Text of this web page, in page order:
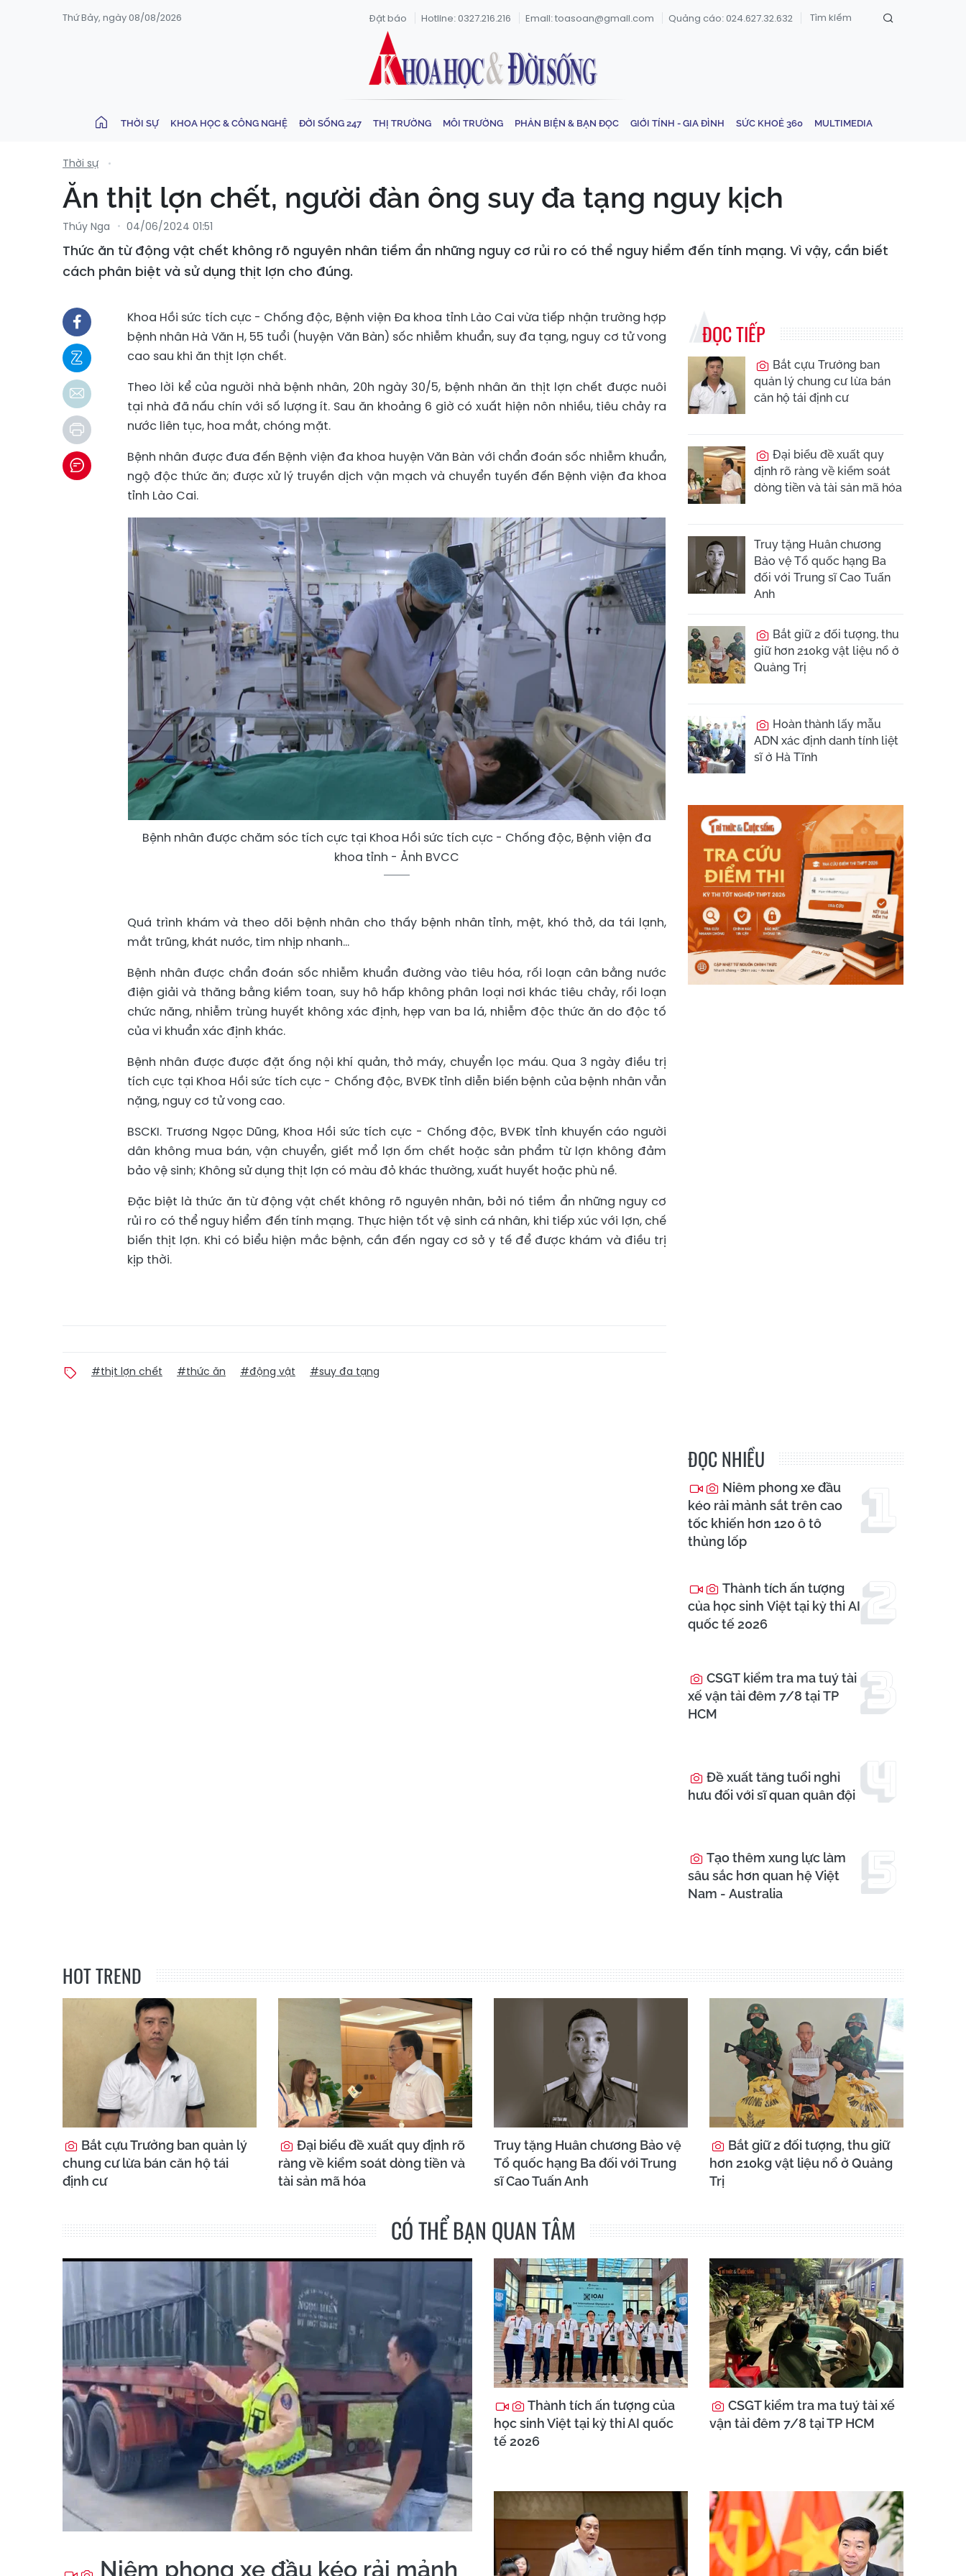
Thứ Bảy, ngày 08/08/2026 Đặt báo Hotline: 0327.216.216 Email: toasoan@gmail.com Quảng cáo: 024.627.32.632
THỜI SỰ KHOA HỌC & CÔNG NGHỆ ĐỜI SỐNG 247 THỊ TRƯỜNG MÔI TRƯỜNG PHẢN BIỆN & BẠN ĐỌC GIỚI TÍNH - GIA ĐÌNH SỨC KHOẺ 360 MULTIMEDIA
Thời sự
Ăn thịt lợn chết, người đàn ông suy đa tạng nguy kịch
Thúy Nga 04/06/2024 01:51
Thức ăn từ động vật chết không rõ nguyên nhân tiềm ẩn những nguy cơ rủi ro có thể nguy hiểm đến tính mạng. Vì vậy, cần biết
cách phân biệt và sử dụng thịt lợn cho đúng.
Khoa Hồi sức tích cực - Chống độc, Bệnh viện Đa khoa tỉnh Lào Cai vừa tiếp nhận trường hợp
bệnh nhân Hà Văn H, 55 tuổi (huyện Văn Bàn) sốc nhiễm khuẩn, suy đa tạng, nguy cơ tử vong
cao sau khi ăn thịt lợn chết.
Theo lời kể của người nhà bệnh nhân, 20h ngày 30/5, bệnh nhân ăn thịt lợn chết được nuôi
tại nhà đã nấu chín với số lượng ít. Sau ăn khoảng 6 giờ có xuất hiện nôn nhiều, tiêu chảy ra
nước liên tục, hoa mắt, chóng mặt.
Bệnh nhân được đưa đến Bệnh viện đa khoa huyện Văn Bàn với chẩn đoán sốc nhiễm khuẩn,
ngộ độc thức ăn; được xử lý truyền dịch vận mạch và chuyển tuyến đến Bệnh viện đa khoa
tỉnh Lào Cai.
Bệnh nhân được chăm sóc tích cực tại Khoa Hồi sức tích cực - Chống độc, Bệnh viện đa
khoa tỉnh - Ảnh BVCC
Quá trình khám và theo dõi bệnh nhân cho thấy bệnh nhân tỉnh, mệt, khó thở, da tái lạnh,
mắt trũng, khát nước, tim nhịp nhanh…
Bệnh nhân được chẩn đoán sốc nhiễm khuẩn đường vào tiêu hóa, rối loạn cân bằng nước
điện giải và thăng bằng kiềm toan, suy hô hấp không phân loại nơi khác tiêu chảy, rối loạn
chức năng, nhiễm trùng huyết không xác định, hẹp van ba lá, nhiễm độc thức ăn do độc tố
của vi khuẩn xác định khác.
Bệnh nhân được được đặt ống nội khí quản, thở máy, chuyển lọc máu. Qua 3 ngày điều trị
tích cực tại Khoa Hồi sức tích cực - Chống độc, BVĐK tỉnh diễn biến bệnh của bệnh nhân vẫn
nặng, nguy cơ tử vong cao.
BSCKI. Trương Ngọc Dũng, Khoa Hồi sức tích cực - Chống độc, BVĐK tỉnh khuyến cáo người
dân không mua bán, vận chuyển, giết mổ lợn ốm chết hoặc sản phẩm từ lợn không đảm
bảo vệ sinh; Không sử dụng thịt lợn có màu đỏ khác thường, xuất huyết hoặc phù nề.
Đặc biệt là thức ăn từ động vật chết không rõ nguyên nhân, bởi nó tiềm ẩn những nguy cơ
rủi ro có thể nguy hiểm đến tính mạng. Thực hiện tốt vệ sinh cá nhân, khi tiếp xúc với lợn, chế
biến thịt lợn. Khi có biểu hiện mắc bệnh, cần đến ngay cơ sở y tế để được khám và điều trị
kịp thời.
#thịt lợn chết #thức ăn #động vật #suy đa tạng
ĐỌC TIẾP
Bắt cựu Trưởng ban
quản lý chung cư lừa bán
căn hộ tái định cư
Đại biểu đề xuất quy
định rõ ràng về kiểm soát
dòng tiền và tài sản mã hóa
Truy tặng Huân chương
Bảo vệ Tổ quốc hạng Ba
đối với Trung sĩ Cao Tuấn
Anh
Bắt giữ 2 đối tượng, thu
giữ hơn 210kg vật liệu nổ ở
Quảng Trị
Hoàn thành lấy mẫu
ADN xác định danh tính liệt
sĩ ở Hà Tĩnh
ĐỌC NHIỀU
Niêm phong xe đầu
kéo rải mảnh sắt trên cao
tốc khiến hơn 120 ô tô
thủng lốp
Thành tích ấn tượng
của học sinh Việt tại kỳ thi AI
quốc tế 2026
CSGT kiểm tra ma tuý tài
xế vận tải đêm 7/8 tại TP
HCM
Đề xuất tăng tuổi nghỉ
hưu đối với sĩ quan quân đội
Tạo thêm xung lực làm
sâu sắc hơn quan hệ Việt
Nam - Australia
HOT TREND
Bắt cựu Trưởng ban quản lý
chung cư lừa bán căn hộ tái
định cư
Đại biểu đề xuất quy định rõ
ràng về kiểm soát dòng tiền và
tài sản mã hóa
Truy tặng Huân chương Bảo vệ
Tổ quốc hạng Ba đối với Trung
sĩ Cao Tuấn Anh
Bắt giữ 2 đối tượng, thu giữ
hơn 210kg vật liệu nổ ở Quảng
Trị
CÓ THỂ BẠN QUAN TÂM
Niêm phong xe đầu kéo rải mảnh
Thành tích ấn tượng của
học sinh Việt tại kỳ thi AI quốc
tế 2026
CSGT kiểm tra ma tuý tài xế
vận tải đêm 7/8 tại TP HCM